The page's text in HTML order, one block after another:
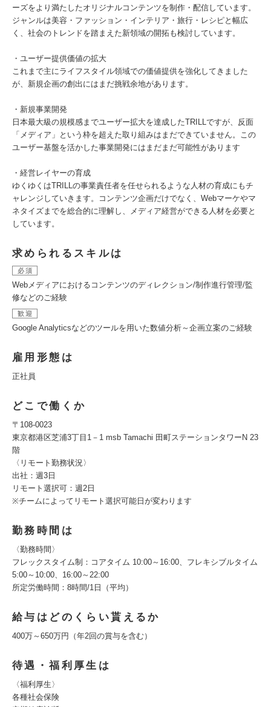
ーズをより満たしたオリジナルコンテンツを制作・配信しています。
ジャンルは美容・ファッション・インテリア・旅⾏・レシピと幅広
く、社会のトレンドを踏まえた新領域の開拓も検討しています。
・ユーザー提供価値の拡大
これまで主にライフスタイル領域での価値提供を強化してきました
が、新規企画の創出にはまだ挑戦余地があります。
・新規事業開発
日本最大級の規模感までユーザー拡大を達成したTRILLですが、反面
「メディア」という枠を超えた取り組みはまだできていません。この
ユーザー基盤を活かした事業開発にはまだまだ可能性があります
・経営レイヤーの育成
ゆくゆくはTRILLの事業責任者を任せられるような人材の育成にもチ
ャレンジしていきます。コンテンツ企画だけでなく、Webマーケやマ
ネタイズまでを総合的に理解し、メディア経営ができる人材を必要と
しています。
求められるスキルは
必須
Webメディアにおけるコンテンツのディレクション/制作進行管理/監
修などのご経験
歓迎
Google Analyticsなどのツールを用いた数値分析～企画立案のご経験
雇用形態は
正社員
どこで働くか
〒108-0023
東京都港区芝浦3丁目1－1 msb Tamachi 田町ステーションタワーN 23
階
〈リモート勤務状況〉
出社：週3日
リモート選択可：週2日
※チームによってリモート選択可能日が変わります
勤務時間は
〈勤務時間〉
フレックスタイム制：コアタイム 10:00～16:00、フレキシブルタイム
5:00～10:00、16:00～22:00
所定労働時間：8時間/1日（平均）
給与はどのくらい貰えるか
400万～650万円（年2回の賞与を含む）
待遇・福利厚生は
〈福利厚生〉
各種社会保険